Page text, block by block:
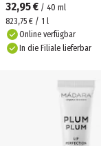
32,95 € / 40 ml
823,75 € / 1 l
Online verfügbar
In die Filiale lieferbar